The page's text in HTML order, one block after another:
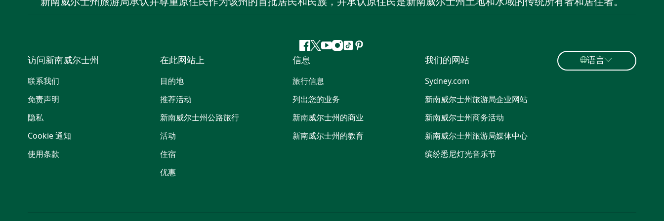
Facebook
叽
喳
喳
YouTube
Instagram
抖 Pinterest
访问新南威尔士州
联系我们
免责声明
隐私
Cookie 通知
使用条款
在此网站上
目的地
推荐活动
新南威尔士州公路旅行
活动
住宿
优惠
信息
旅行信息
列出您的业务
新南威尔士州的商业
新南威尔士州的教育
我们的网站
Sydney.com
新南威尔士州旅游局企业网站
新南威尔士州商务活动
新南威尔士州旅游局媒体中心
缤纷悉尼灯光音乐节
语言